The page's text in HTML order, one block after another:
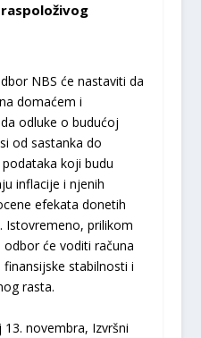
NBS će nastaviti da
domaćem i
odluke o budućoj
od sastanka do
koji budu
inflacije i njenih
efekata donetih
Istovremeno, prilikom
će voditi računa
stabilnosti i
rasta.
novembra, Izvršni